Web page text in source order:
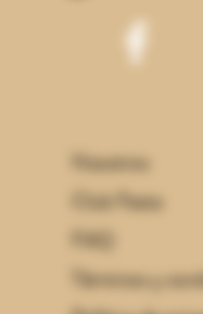
Nosotros
Club Festa
FAQ
Términos y